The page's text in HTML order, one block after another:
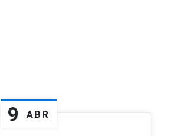
9 ABR